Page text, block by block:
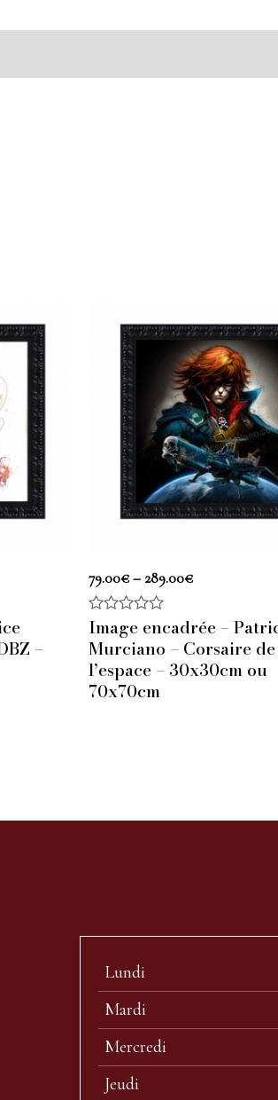
–
79.00€– 289.00€
Note
sur
5
Image encadrée –
Murciano – Corsaire de
l’espace – 30x30cm ou
70x70cm
Lundi
Mardi
Mercredi
Jeudi